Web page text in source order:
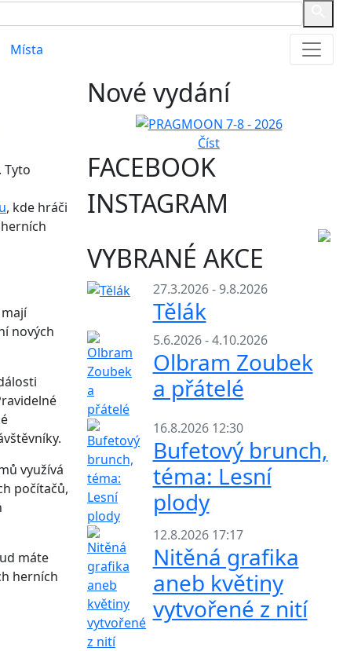
Místa
Tyto
, kde hráči
nových
využívá
počítačů,
máte
herních
Nové vydání
Číst
FACEBOOK
INSTAGRAM
VYBRANÉ AKCE
27.3.2026 - 9.8.2026
Tělák
5.6.2026 - 4.10.2026
Olbram Zoubek
a přátelé
16.8.2026 12:30
Bufetový brunch,
téma: Lesní
plody
12.8.2026 17:17
Nitěná grafika
aneb květiny
vytvořené z nití